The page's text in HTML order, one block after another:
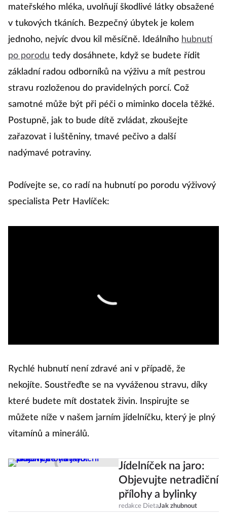
mateřského mléka, uvolňují škodlivé látky obsažené
v tukových tkáních. Bezpečný úbytek je kolem
jednoho, nejvíc dvou kil měsíčně. Ideálního hubnutí
po porodu tedy dosáhnete, když se budete řídit
základní radou odborníků na výživu a mít pestrou
stravu rozloženou do pravidelných porcí. Což
samotné může být při péči o miminko docela těžké.
Postupně, jak to bude dítě zvládat, zkoušejte
zařazovat i luštěniny, tmavé pečivo a další
nadýmavé potraviny.
Podívejte se, co radí na hubnutí po porodu výživový
specialista Petr Havlíček:
Rychlé hubnutí není zdravé ani v případě, že
nekojíte. Soustřeďte se na vyváženou stravu, díky
které budete mít dostatek živin. Inspirujte se
můžete níže v našem jarním jídelníčku, který je plný
vitamínů a minerálů.
Jídelníček na jaro:
Objevujte netradiční
přílohy a bylinky
redakce DietaJak zhubnout